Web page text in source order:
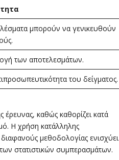
μπορούν να γενικευθούν
των αποτελεσμάτων.
του δείγματος.
έρευνας, καθώς καθορίζει κατά
Η χρήση κατάλληλης
μεθοδολογίας ενισχύει
στατιστικών συμπερασμάτων.